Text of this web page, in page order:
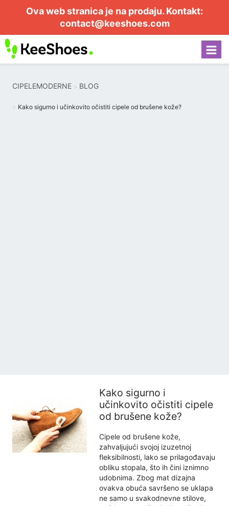
Ova web stranica je na prodaju. Kontakt:
contact@keeshoes.com
CIPELEMODERNE BLOG
Kako sigurno i učinkovito očistiti cipele od brušene kože?
Kako sigurno i
učinkovito očistiti cipele
od brušene kože?
Cipele od brušene kože,
zahvaljujući svojoj izuzetnoj
fleksibilnosti, lako se prilagođavaju
obliku stopala, što ih čini iznimno
udobnima. Zbog mat dizajna
ovakva obuća savršeno se uklapa
ne samo u svakodnevne stilove,